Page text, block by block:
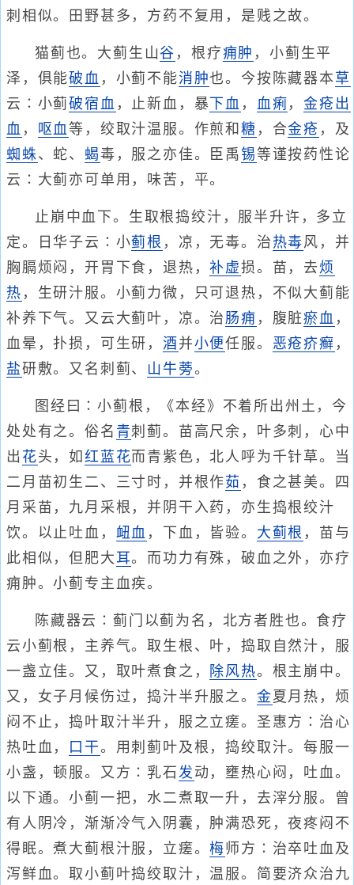
刺相似。田野甚多，方药不复用，是贱之故。
猫蓟也。大蓟生山谷 ，根疗痈肿 ，小蓟生平
泽，俱能破血 ，小蓟不能消肿也。今按陈藏器本草
云∶小蓟破宿血 ，止新血，暴 下血 ， 血痢 ，金疮出
血 ， 呕血等，绞取汁温服。作煎和糖 ，合金疮 ，及
蜘蛛、蛇、 蝎毒，服之亦佳。臣禹锡等谨按药性论
云∶大蓟亦可单用，味苦，平。
止崩中血下。生取根捣绞汁，服半升许，多立
定。日华子云∶小蓟根 ，凉，无毒。治 热毒风，并
胸膈烦闷，开胃下食，退热，补虚损。苗，去 烦
热 ，生研汁服。小蓟力微，只可退热，不似大蓟能
补养下气。又云大蓟叶，凉。治 肠痈 ，腹脏瘀血 ，
血晕，扑损，可生研，酒 并小便任服。 恶疮疥癣 ，
盐研敷。又名刺蓟、 山牛蒡。
图经曰∶小蓟根，《本经》不着所出州土，今
处处有之。俗名 青刺蓟。苗高尺余，叶多刺，心中
出 花头，如红蓝花而青紫色，北人呼为千针草。当
二月苗初生二、三寸时，并根作茹 ，食之甚美。四
月采苗，九月采根，并阴干入药，亦生捣根绞汁
饮。以止吐血， 衄血 ，下血，皆验。 大蓟根 ，苗与
此相似，但肥大 耳。而功力有殊，破血之外，亦疗
痈肿。小蓟专主血疾。
陈藏器云∶蓟门以蓟为名，北方者胜也。食疗
云小蓟根，主养气。取生根、叶，捣取自然汁，服
一盏立佳。又，取叶煮食之，
除风热。根主崩中。
又，女子月候伤过，捣汁半升服之。 金夏月热，烦
闷不止，捣叶取汁半升，服之立瘥。圣惠方∶治心
热吐血，
口干。用刺蓟叶及根，捣绞取汁。每服一
小盏，顿服。又方∶乳石 发 动，壅热心闷，吐血。
以下通。小蓟一把，水二煮取一升，去滓分服。曾
有人阴冷，渐渐冷气入阴囊，肿满恐死，夜疼闷不
得眠。煮大蓟根汁服，立瘥。梅师方∶治卒吐血及
泻鲜血。取小蓟叶捣绞取汁，温服。简要济众治九